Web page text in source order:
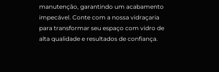
manutenção, garantindo um acabamento
impecável. Conte com a nossa vidraçaria
para transformar seu espaço com vidro de
alta qualidade e resultados de confiança.